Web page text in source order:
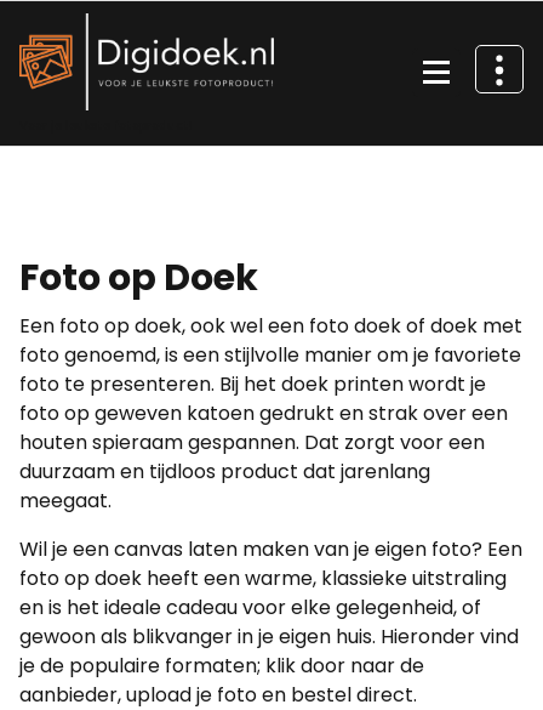
naar
de
Foto op Doek
Een foto op doek, ook wel een foto doek of doek met
foto genoemd, is een stijlvolle manier om je favoriete
foto te presenteren. Bij het doek printen wordt je
foto op geweven katoen gedrukt en strak over een
houten spieraam gespannen. Dat zorgt voor een
duurzaam en tijdloos product dat jarenlang
meegaat.
Wil je een canvas laten maken van je eigen foto? Een
foto op doek heeft een warme, klassieke uitstraling
en is het ideale cadeau voor elke gelegenheid, of
gewoon als blikvanger in je eigen huis. Hieronder vind
je de populaire formaten; klik door naar de
aanbieder, upload je foto en bestel direct.